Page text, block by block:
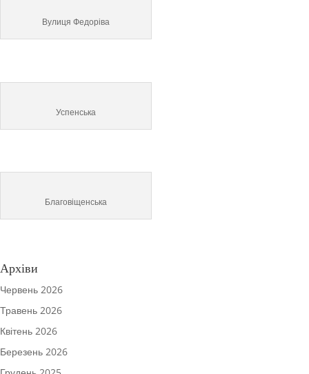
Вулиця Федоріва
Успенська
Благовіщенська
Архіви
Червень 2026
Травень 2026
Квітень 2026
Березень 2026